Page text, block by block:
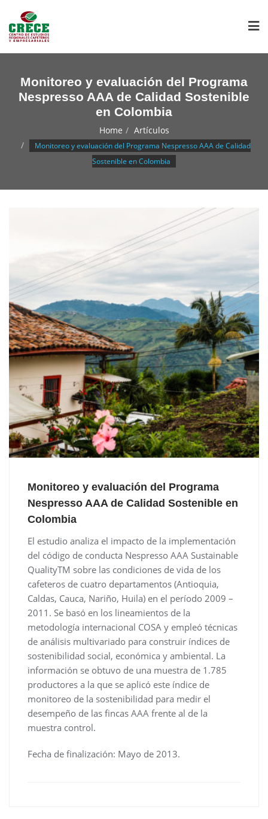
Monitoreo y evaluación del Programa
Nespresso AAA de Calidad Sostenible
en Colombia
Home Artículos
Monitoreo y evaluación del Programa Nespresso AAA de Calidad
Sostenible en Colombia
Monitoreo y evaluación del Programa
Nespresso AAA de Calidad Sostenible en
Colombia
El estudio analiza el impacto de la implementación
del código de conducta Nespresso AAA Sustainable
QualityTM sobre las condiciones de vida de los
cafeteros de cuatro departamentos (Antioquia,
Caldas, Cauca, Nariño, Huila) en el período 2009 –
2011. Se basó en los lineamientos de la
metodología internacional COSA y empleó técnicas
de análisis multivariado para construir índices de
sostenibilidad social, económica y ambiental. La
información se obtuvo de una muestra de 1.785
productores a la que se aplicó este índice de
monitoreo de la sostenibilidad para medir el
desempeño de las fincas AAA frente al de la
muestra control.
Fecha de finalización: Mayo de 2013.